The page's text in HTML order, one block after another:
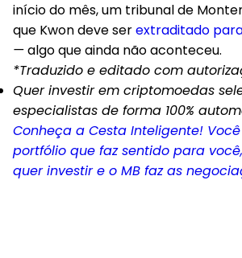
início do mês, um tribunal de
que Kwon deve serextraditado
—algo que ainda não aconteceu.
*Traduzido e editado com
Quer investir em criptomoedas
especialistas de forma 100%
Conheça a Cesta Inteligente!
portfólio que faz sentido para
quer investir e o MB faz as